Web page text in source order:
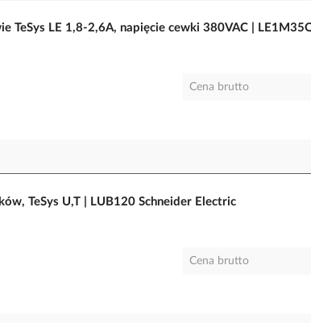
TeSys LE 1,8-2,6A, napięcie cewki 380VAC |
Cena brutto
TeSys U,T | LUB120 Schneider Electric
Cena brutto